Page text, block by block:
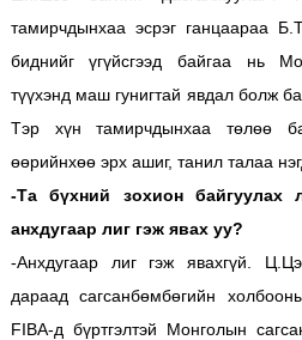
тамирчдынхаа эсрэг ганцаараа
биднийг үгүйсгээд байгаа нь
түүхэнд маш гунигтай явдал болж
Тэр хүн тамирчдынхаа төлөө
өөрийнхөө эрх ашиг, танил талаа
-Та бүхний зохион байгуулах
анхдугаар лиг гэж явах уу?
-Анхдугаар лиг гэж явахгүй.
дараад сагсанбөмбөгийн
FIBA-д бүртгэлтэй Монголын